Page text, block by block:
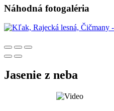
Náhodná fotogaléria
Jasenie z neba